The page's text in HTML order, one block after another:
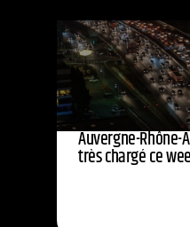
Auvergne-Rhône-
très chargé ce